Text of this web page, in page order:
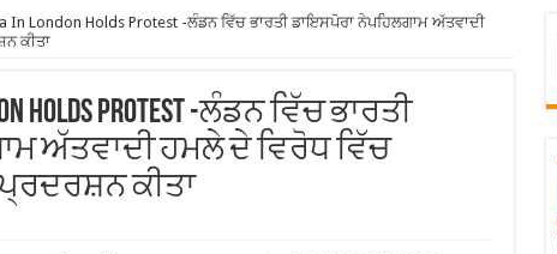
In London Holds Protest -ਲੰਡਨ ਵਿੱਚ ਭਾਰਤੀ ਡਾਇਸਪੋਰਾ ਨੇਪਹਿਲਗਾਮ ਅੱਤਵਾਦੀ
ਕੀਤਾ
Holds Protest -ਲੰਡਨ ਵਿੱਚ ਭਾਰਤੀ
ਅੱਤਵਾਦੀ ਹਮਲੇ ਦੇ ਵਿਰੋਧ ਵਿੱਚ
ਕੀਤਾ